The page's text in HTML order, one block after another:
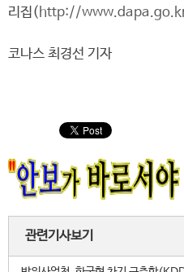
리집( http://
코나스 최경선 기자
관련기사보기